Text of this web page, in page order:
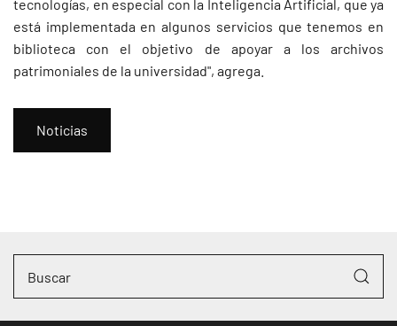
tecnologías, en especial con la Inteligencia Artificial, que ya
está implementada en algunos servicios que tenemos en
biblioteca con el objetivo de apoyar a los archivos
patrimoniales de la universidad", agrega.
Noticias